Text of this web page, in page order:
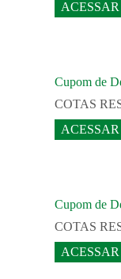
Cupom de
COTAS
Cupom de
COTAS